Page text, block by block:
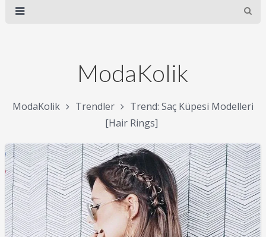
ModaKolik
ModaKolik Trendler
Trend: Saç Küpesi Modelleri
[Hair Rings]